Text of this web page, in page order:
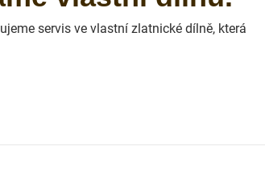
servis ve vlastní zlatnické dílně, která